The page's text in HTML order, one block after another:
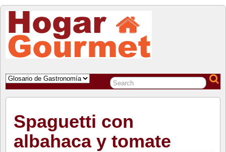
COMIDA GOURMET PARA DISFRUTAR EN EL HOGAR
Spaguetti con
albahaca y tomate